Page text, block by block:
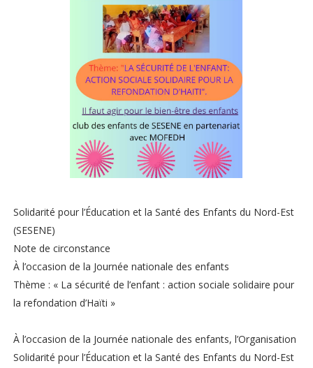
Solidarité pour l’Éducation et la Santé des Enfants du Nord-Est
(SESENE)
Note de circonstance
À l’occasion de la Journée nationale des enfants
Thème : « La sécurité de l’enfant : action sociale solidaire pour
la refondation d’Haïti »
À l’occasion de la Journée nationale des enfants, l’Organisation
Solidarité pour l’Éducation et la Santé des Enfants du Nord-Est